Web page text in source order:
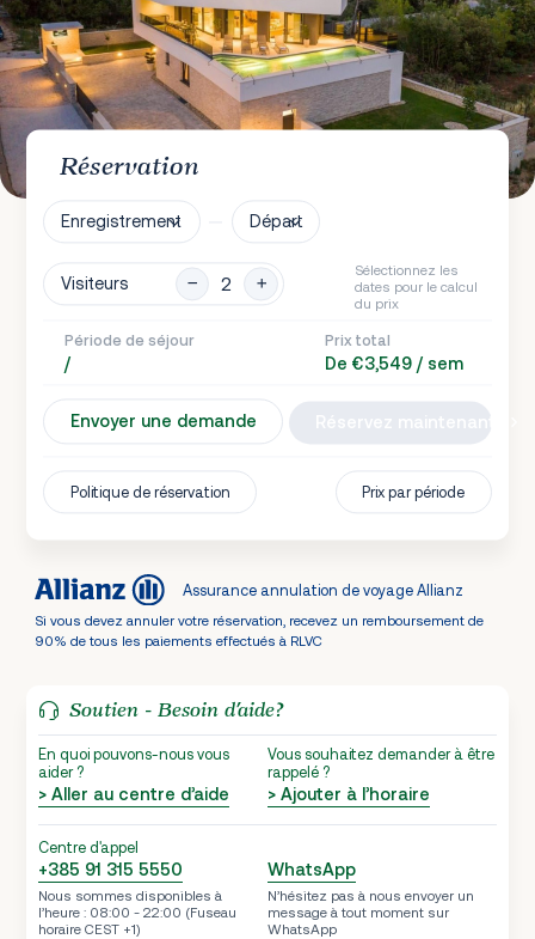
Réservation
Enregistrement Départ
Visiteurs
Sélectionnez les
dates pour le calcul
du prix
Période de séjour
/
Prix total
De €3,549 / sem
Envoyer une demande
Politique de réservation Prix par période
Assurance annulation de voyage Allianz
Si vous devez annuler votre réservation, recevez un remboursement de
90% de tous les paiements effectués à RLVC
Soutien - Besoin d’aide?
En quoi pouvons-nous vous
aider ?
> Aller au centre d’aide
Vous souhaitez demander à être
rappelé ?
> Ajouter à l’horaire
Centre d'appel
+385 91 315 5550
Nous sommes disponibles à
l’heure : 08:00 - 22:00 (Fuseau
horaire CEST +1)
WhatsApp
N’hésitez pas à nous envoyer un
message à tout moment sur
WhatsApp